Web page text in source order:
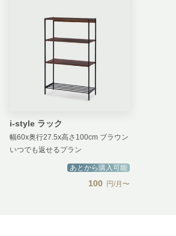
i-style ラック
幅60x奥行27.5x高さ100cm ブラウン
いつでも返せるプラン
あとから購入可能
100 円/月〜